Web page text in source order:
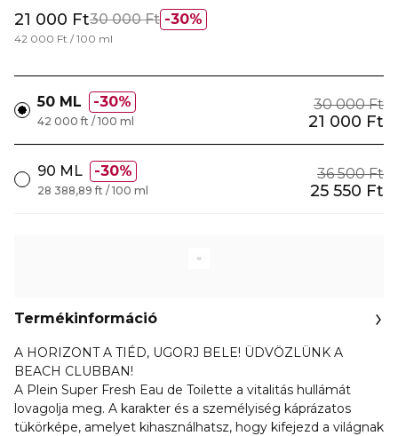
30%
21 000 Ft30 000 Ft
42 000 Ft / 100 ml
50 ML 30% 30 000 Ft
21 000 Ft
42 000 ft / 100 ml
90 ML 30% 36 500 Ft
25 550 Ft
28 388,89 ft / 100 ml
Termékinformáció
A HORIZONT A TIÉD, UGORJ BELE! ÜDVÖZLÜNK A
BEACH CLUBBAN!
A Plein Super Fresh Eau de Toilette a vitalitás hullámát
lovagolja meg. A karakter és a személyiség káprázatos
tükörképe, amelyet kihasználhatsz, hogy kifejezd a világnak